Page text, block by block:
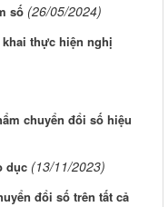
số (26/05/2024)
thực hiện nghị
chuyển đổi số hiệu
dục (13/11/2023)
đổi số trên tất cả